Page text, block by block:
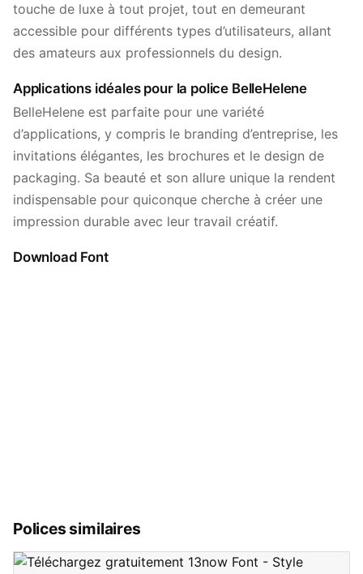
touche de luxe à tout projet, tout en demeurant
accessible pour différents types d’utilisateurs, allant
des amateurs aux professionnels du design.
Applications idéales pour la police BelleHelene
BelleHelene est parfaite pour une variété
d’applications, y compris le branding d’entreprise, les
invitations élégantes, les brochures et le design de
packaging. Sa beauté et son allure unique la rendent
indispensable pour quiconque cherche à créer une
impression durable avec leur travail créatif.
Download Font
Polices similaires